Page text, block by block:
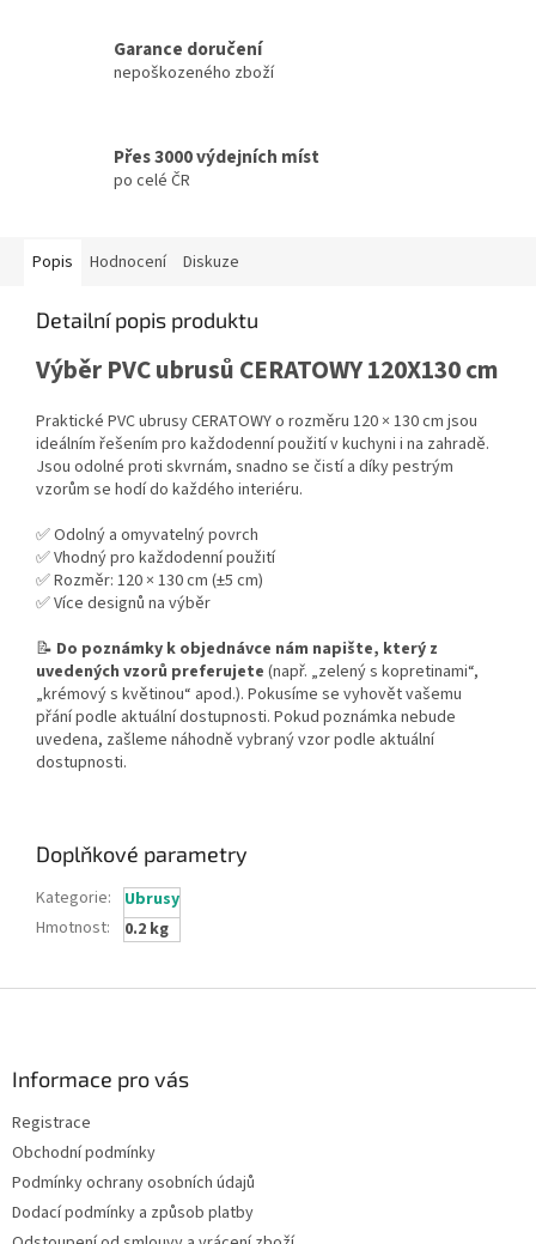
Garance doručení
nepoškozeného zboží
Přes 3000 výdejních míst
po celé ČR
Popis Hodnocení Diskuze
Detailní popis produktu
Výběr PVC ubrusů CERATOWY 120X130 cm
Praktické PVC ubrusy CERATOWY o rozměru 120 × 130 cm jsou
ideálním řešením pro každodenní použití v kuchyni i na zahradě.
Jsou odolné proti skvrnám, snadno se čistí a díky pestrým
vzorům se hodí do každého interiéru.
✅ Odolný a omyvatelný povrch
✅ Vhodný pro každodenní použití
✅ Rozměr: 120 × 130 cm (±5 cm)
✅ Více designů na výběr
📝 Do poznámky k objednávce nám napište, který z
uvedených vzorů preferujete (např. „zelený s kopretinami“,
„krémový s květinou“ apod.). Pokusíme se vyhovět vašemu
přání podle aktuální dostupnosti. Pokud poznámka nebude
uvedena, zašleme náhodně vybraný vzor podle aktuální
dostupnosti.
Doplňkové parametry
Kategorie:
Ubrusy
Hmotnost: 0.2 kg
Informace pro vás
Registrace
Obchodní podmínky
Podmínky ochrany osobních údajů
Dodací podmínky a způsob platby